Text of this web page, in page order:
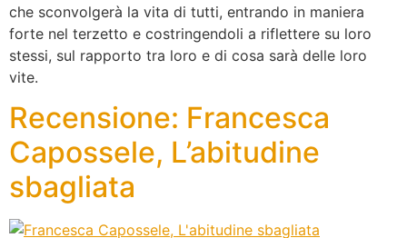
che sconvolgerà la vita di tutti, entrando in maniera
forte nel terzetto e costringendoli a riflettere su loro
stessi, sul rapporto tra loro e di cosa sarà delle loro
vite.
Recensione: Francesca
Capossele, L’abitudine
sbagliata